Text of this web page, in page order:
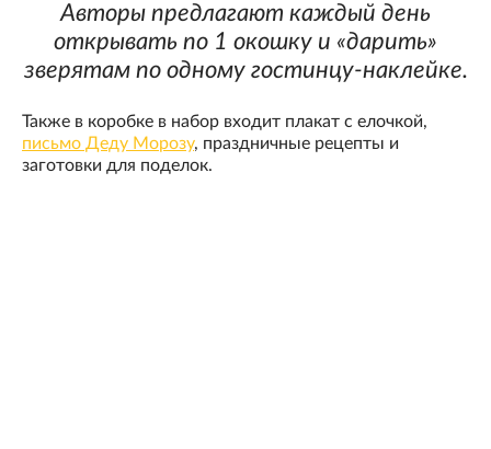
Авторы предлагают каждый день
открывать по 1 окошку и «дарить»
зверятам по одному гостинцу-наклейке.
Также в коробке в набор входит плакат с елочкой,
письмо Деду Морозу, праздничные рецепты и
заготовки для поделок.